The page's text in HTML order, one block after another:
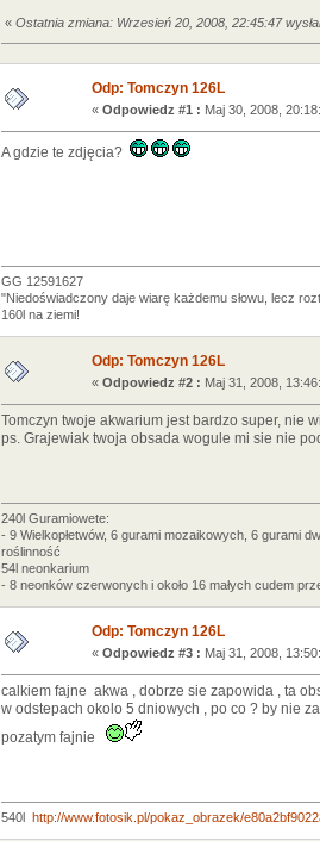
« Ostatnia zmiana: Wrzesień 20, 2008, 22:45:47
Odp: Tomczyn 126L
« Odpowiedz #1 : Maj 30, 2008,
A gdzie te zdjęcia?
GG 12591627
"Niedoświadczony daje wiarę każdemu słowu, lecz
160l na ziemi!
Odp: Tomczyn 126L
« Odpowiedz #2 : Maj 31, 2008,
Tomczyn twoje akwarium jest bardzo super, nie
ps. Grajewiak twoja obsada wogule mi sie nie
240l Guramiowete:
- 9 Wielkopłetwów, 6 gurami mozaikowych, 6 gurami
roślinność
54l neonkarium
- 8 neonków czerwonych i około 16 małych cudem
Odp: Tomczyn 126L
« Odpowiedz #3 : Maj 31, 2008,
calkiem fajne akwa , dobrze sie zapowida , ta
w odstepach okolo 5 dniowych , po co ? by nie
pozatym fajnie
540l http://www.fotosik.pl/pokaz_obrazek/